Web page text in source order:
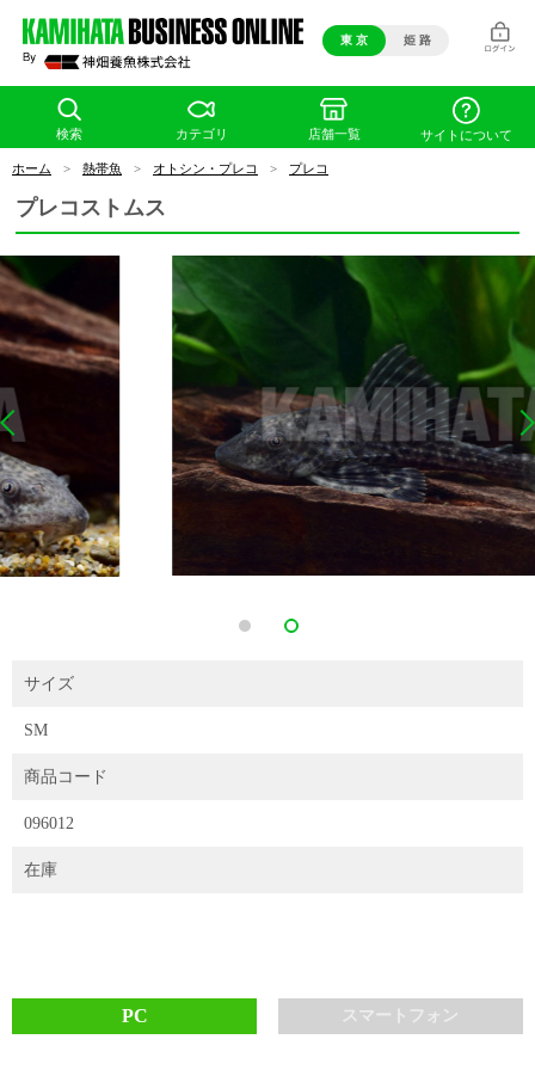
東 京 姫 路
検索 カテゴリ 店舗一覧 サイトについて
ホーム > 熱帯魚 > オトシン・プレコ > プレコ
プレコストムス
サイズ
SM
商品コード
096012
在庫
スマートフォン
PC